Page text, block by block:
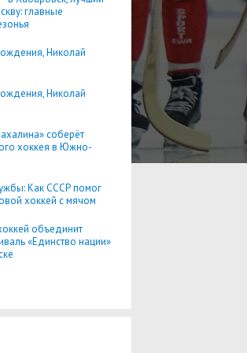
главные
Николай
Николай
соберёт
хоккея в Южно-
Как СССР помог
хоккей с мячом
объединит
«Единство нации»